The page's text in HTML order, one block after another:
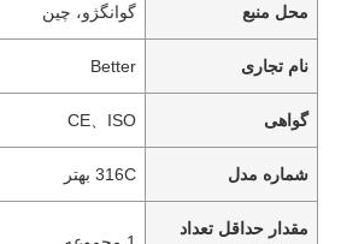
محل منبع گوانگژو، چین
نام تجاری Better
گواهی CE、ISO
شماره مدل 316C بهتر
مقدار حداقل تعداد